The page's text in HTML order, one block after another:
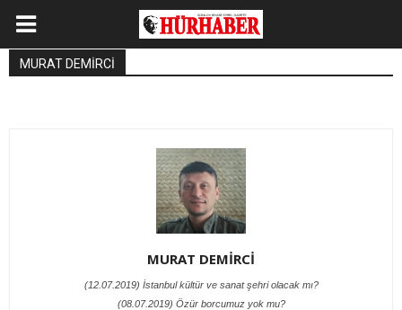
MURAT DEMİRCİ
MURAT DEMİRCİ
(12.07.2019) İstanbul kültür ve sanat şehri olacak mı?
(08.07.2019) Özür borcumuz yok mu?